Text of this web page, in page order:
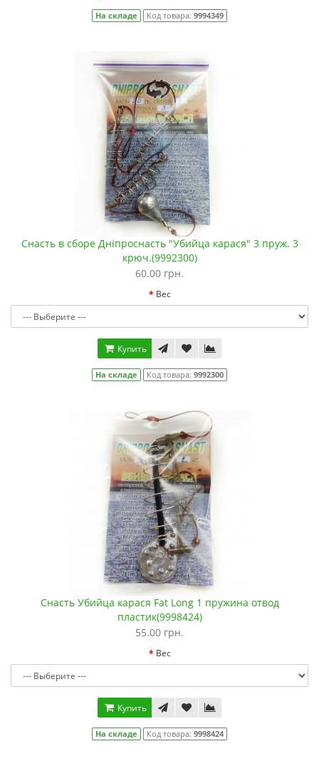
На складе Код товара: 9994349
Снасть в сборе Дніпроснасть "Убийца карася" 3 пруж. 3
крюч.(9992300)
60.00 грн.
Вес
Купить
На складе Код товара: 9992300
Снасть Убийца карася Fat Long 1 пружина отвод
пластик(9998424)
55.00 грн.
Вес
Купить
На складе Код товара: 9998424